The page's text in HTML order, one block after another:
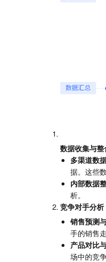
数据收集与整
多渠道数
据。这些
内部数据
析。
竞争对手分析
销售预测
手的销售
产品对比
场中的竞